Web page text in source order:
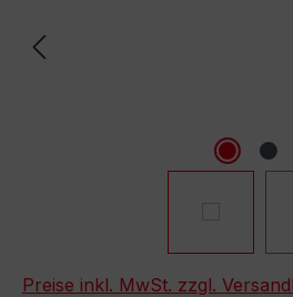
Preise inkl. MwSt. zzgl.